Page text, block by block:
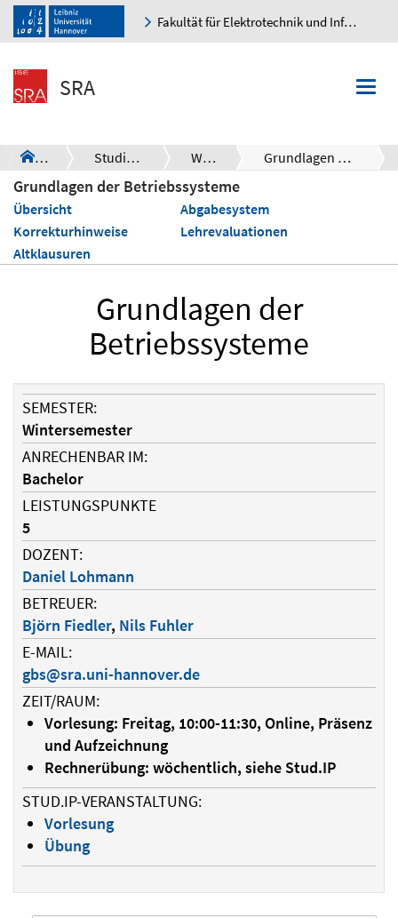
Fakultät für Elektrotechnik und Informatik
SRA
a SRA Studies Overview WS25/26 Grundlagen der Betriebssysteme
Grundlagen der Betriebssysteme
Übersicht
Abgabesystem
Korrekturhinweise
Lehrevaluationen
Altklausuren
Grundlagen der
Betriebssysteme
SEMESTER:
Wintersemester
ANRECHENBAR IM:
Bachelor
LEISTUNGSPUNKTE
5
DOZENT:
Daniel Lohmann
BETREUER:
Björn Fiedler, Nils Fuhler
E-MAIL:
gbs@sra.uni-hannover.de
ZEIT/RAUM:
Vorlesung: Freitag, 10:00-11:30, Online, Präsenz
und Aufzeichnung
Rechnerübung: wöchentlich, siehe Stud.IP
STUD.IP-VERANSTALTUNG:
Vorlesung
Übung